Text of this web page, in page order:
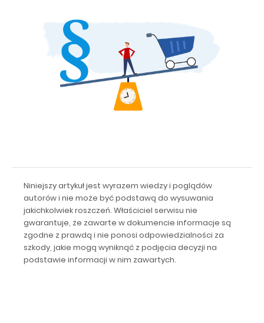
Niniejszy artykuł jest wyrazem wiedzy i poglądów
autorów i nie może być podstawą do wysuwania
jakichkolwiek roszczeń. Właściciel serwisu nie
gwarantuje, że zawarte w dokumencie informacje są
zgodne z prawdą i nie ponosi odpowiedzialności za
szkody, jakie mogą wyniknąć z podjęcia decyzji na
podstawie informacji w nim zawartych.